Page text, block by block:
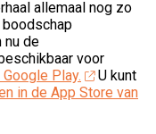
allemaal nog zo
boodschap
nu de
voor
Play.
U kunt
in de App Store van